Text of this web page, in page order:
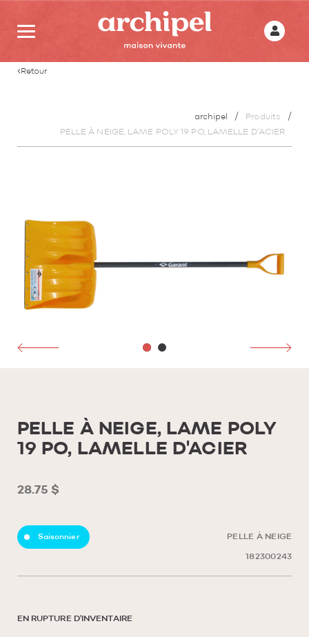
Retour
archipel
Produits
PELLE À NEIGE, LAME POLY 19 PO, LAMELLE D'ACIER
PELLE À NEIGE, LAME POLY
19 PO, LAMELLE D'ACIER
28.75 $
Saisonnier PELLE À NEIGE
182300243
EN RUPTURE D'INVENTAIRE